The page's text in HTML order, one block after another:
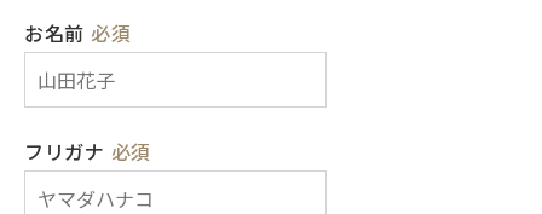
お名前 必須
フリガナ 必須